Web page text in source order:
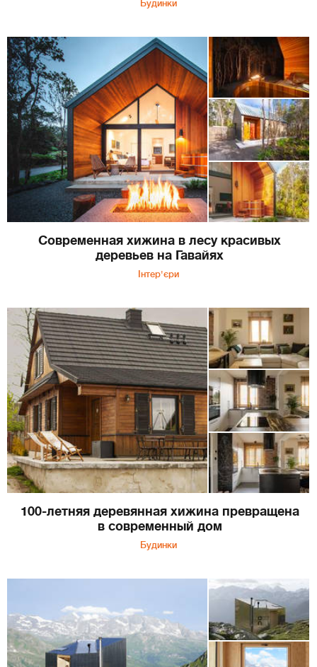
Будинки
Современная хижина в лесу красивых
деревьев на Гавайях
Інтер'єри
100-летняя деревянная хижина превращена
в современный дом
Будинки